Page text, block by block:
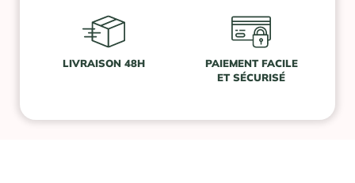
LIVRAISON 48H
PAIEMENT FACILE
ET SÉCURISÉ